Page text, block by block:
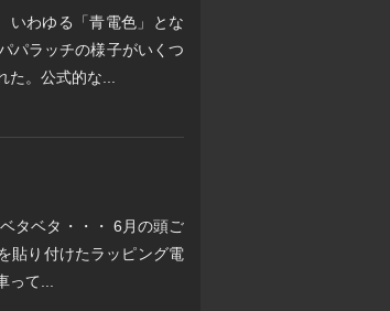
いわゆる「青電色」とな
パラッチの様子がいくつ
。公式的な...
タベタ・・・ 6月の頭ご
貼り付けたラッピング電
て...